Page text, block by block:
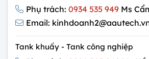
Phụ trách: 0934 535 949 Ms
Email:
Tank khuấy - Tank công nghiệp